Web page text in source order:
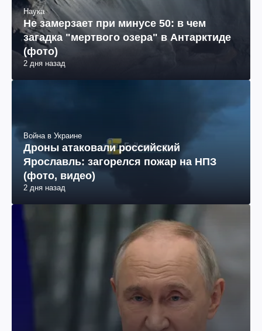
Наука
Не замерзает при минусе 50: в чем
загадка "мертвого озера" в Антарктиде
(фото)
2 дня назад
Война в Украине
Дроны атаковали российский
Ярославль: загорелся пожар на НПЗ
(фото, видео)
2 дня назад